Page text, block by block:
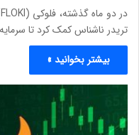
تریدر ناشناس کمک کرد تا
بیشتر بخوانید »